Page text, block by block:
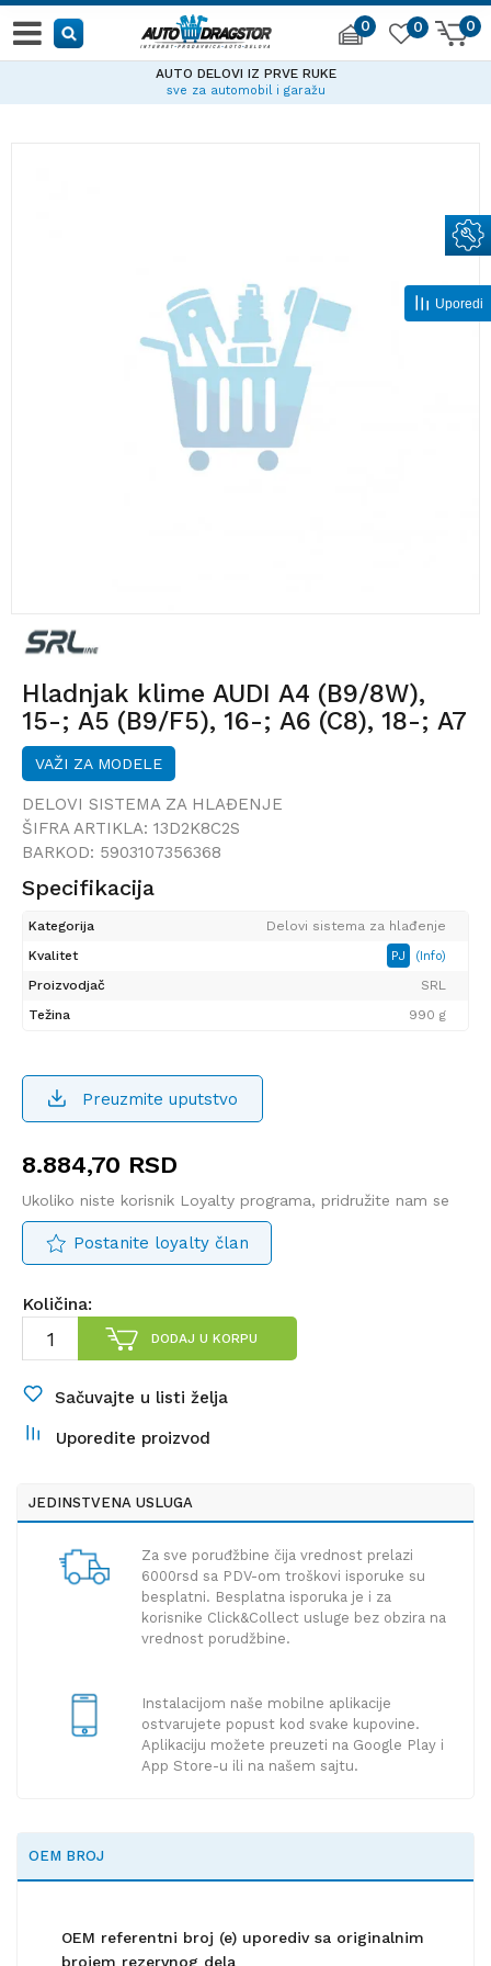
0 0
0
AUTO DELOVI IZ PRVE RUKE
sve za automobil i garažu
Hladnjak klime AUDI A4 (B9/8W),
15-; A5 (B9/F5), 16-; A6 (C8), 18-; A7
(4K), 18-;
VAŽI ZA MODELE
DELOVI SISTEMA ZA HLAĐENJE
ŠIFRA ARTIKLA: 13D2K8C2S
BARKOD: 5903107356368
Specifikacija
Kategorija
Delovi sistema za hlađenje
Kvalitet
PJ (Info)
Proizvodjač
SRL
Težina
990 g
Preuzmite uputstvo
8.884,70 RSD
Ukoliko niste korisnik Loyalty programa, pridružite nam se
Postanite loyalty član
Količina:
DODAJ U KORPU
Sačuvajte u listi želja
Uporedite proizvod
JEDINSTVENA USLUGA
Za sve poruđžbine čija vrednost prelazi
6000rsd sa PDV-om troškovi isporuke su
besplatni. Besplatna isporuka je i za
korisnike Click&Collect usluge bez obzira na
vrednost porudžbine.
Instalacijom naše mobilne aplikacije
ostvarujete popust kod svake kupovine.
Aplikaciju možete preuzeti na Google Play i
App Store-u ili na našem sajtu.
OEM BROJ
OEM referentni broj (e) uporediv sa originalnim
brojem rezervnog dela
Uporedi